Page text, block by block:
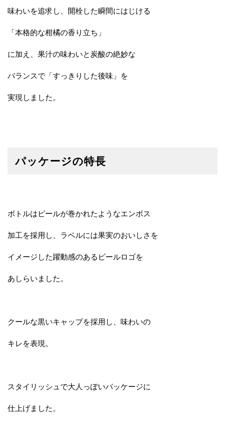
味わいを追求し、開栓した瞬間にはじける
「本格的な柑橘の香り立ち」
に加え、果汁の味わいと炭酸の絶妙な
バランスで「すっきりした後味」を
実現しました。
パッケージの特長
ボトルはピールが巻かれたようなエンボス
加工を採用し、ラベルには果実のおいしさを
イメージした躍動感のあるピールロゴを
あしらいました。
クールな黒いキャップを採用し、味わいの
キレを表現。
スタイリッシュで大人っぽいパッケージに
仕上げました。